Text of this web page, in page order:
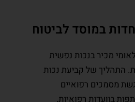
במוסד לביטוח
מכיר בנכות נפשית
התהליך של קביעת נכות
מסמכים רפואיים